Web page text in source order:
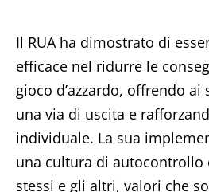
Il RUA ha dimostrato di
efficace nel ridurre le
gioco d’azzardo, offrendo
una via di uscita e
individuale. La sua
una cultura di autocontrollo
stessi e gli altri, valori che